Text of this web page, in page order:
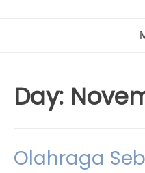
Day:
Olahraga